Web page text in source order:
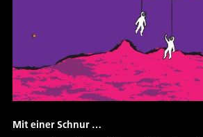
Mit einer Schnur …